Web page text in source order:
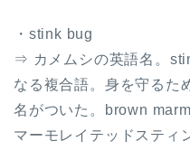
・stink bug
⇒ カメムシの英語名。
なる複合語。身を守るた
名がついた。brown
マーモレイテッドスティ